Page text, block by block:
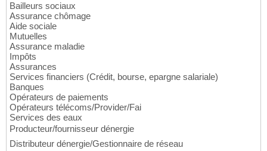
Bailleurs sociaux
Assurance chômage
Aide sociale
Mutuelles
Assurance maladie
Impôts
Assurances
Services financiers (Crédit, bourse, epargne salariale)
Banques
Opérateurs de paiements
Opérateurs télécoms/Provider/Fai
Services des eaux
Producteur/fournisseur dénergie
Distributeur dénergie/Gestionnaire de réseau